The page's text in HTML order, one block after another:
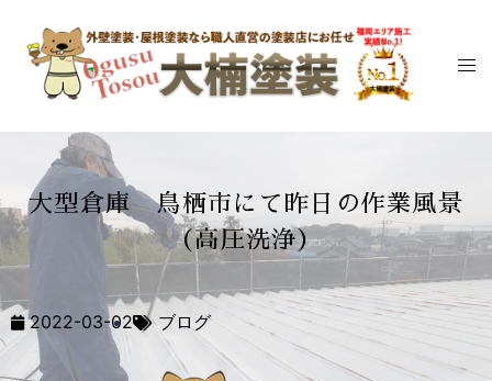
大型倉庫 鳥栖市にて昨日の作業風景
（高圧洗浄）
2022-03-02 ブログ